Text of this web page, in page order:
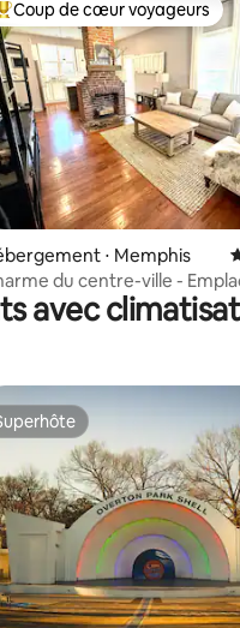
5sur la base de 418
de cœur voyageurs les
Coup de cœur voyageurs
⋅ Memphis
du centre-ville -
avec